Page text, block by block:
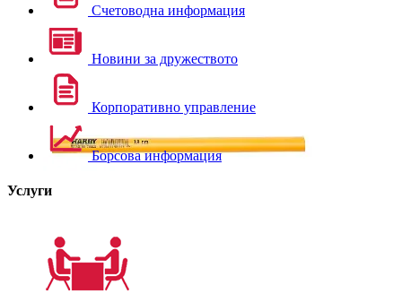
Счетоводна информация
Новини за дружеството
Корпоративно управление
Борсова информация
Услуги